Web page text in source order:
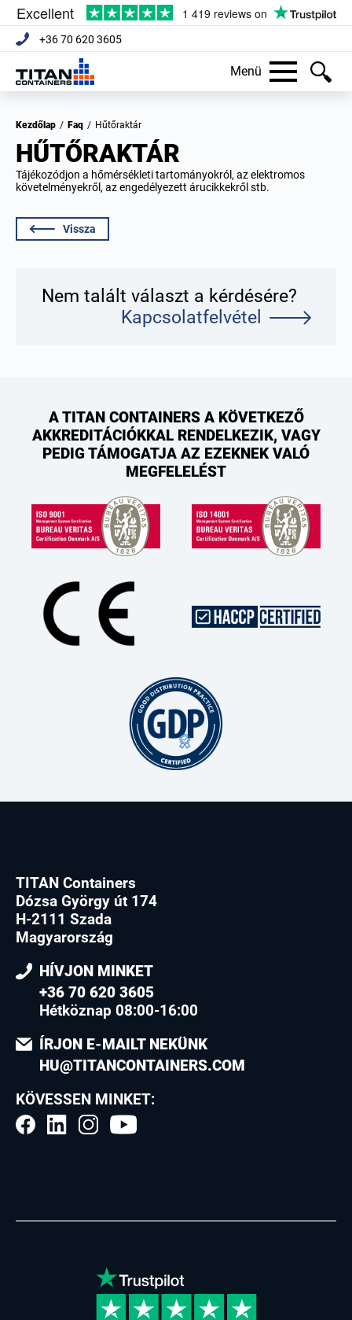
+36 70 620 3605
Menü
Kezdőlap / Faq / Hűtőraktár
HŰTŐRAKTÁR
Tájékozódjon a hőmérsékleti tartományokról, az elektromos
követelményekről, az engedélyezett árucikkekről stb.
Vissza
Nem talált választ a kérdésére?
Kapcsolatfelvétel
A TITAN CONTAINERS A KÖVETKEZŐ
AKKREDITÁCIÓKKAL RENDELKEZIK, VAGY
PEDIG TÁMOGATJA AZ EZEKNEK VALÓ
MEGFELELÉST
TITAN Containers
Dózsa György út 174
H-2111 Szada
Magyarország
HÍVJON MINKET
+36 70 620 3605
Hétköznap 08:00-16:00
ÍRJON E-MAILT NEKÜNK
HU@TITANCONTAINERS.COM
KÖVESSEN MINKET: